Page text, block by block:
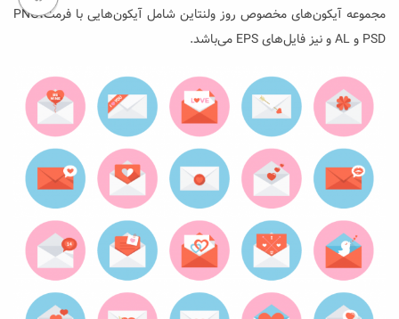
مجموعه آیکون‌های مخصوص روز ولنتاین شامل آیکون‌هایی با فرمت‌PNG،
PSD و AL و نیز فایل‌های EPS می‌باشد.